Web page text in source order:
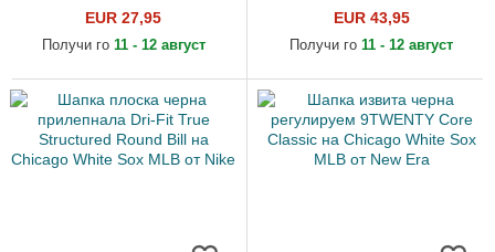
Classic на Chicago White
Sox MLB от New Era
EUR 27,95
Получи го 11 - 12 август
Crown Linen на Chicago
White Sox MLB от New Era
EUR 43,95
Получи го 11 - 12 август